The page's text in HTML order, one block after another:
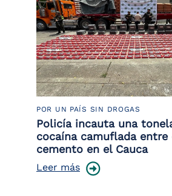
POR UN PAÍS SIN DROGAS
Policía incauta una
cocaína camuflada entre
cemento en el Cauca
Leer más